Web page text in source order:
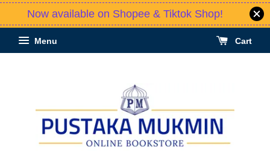
Now available on Shopee & Tiktok Shop!
Menu Cart